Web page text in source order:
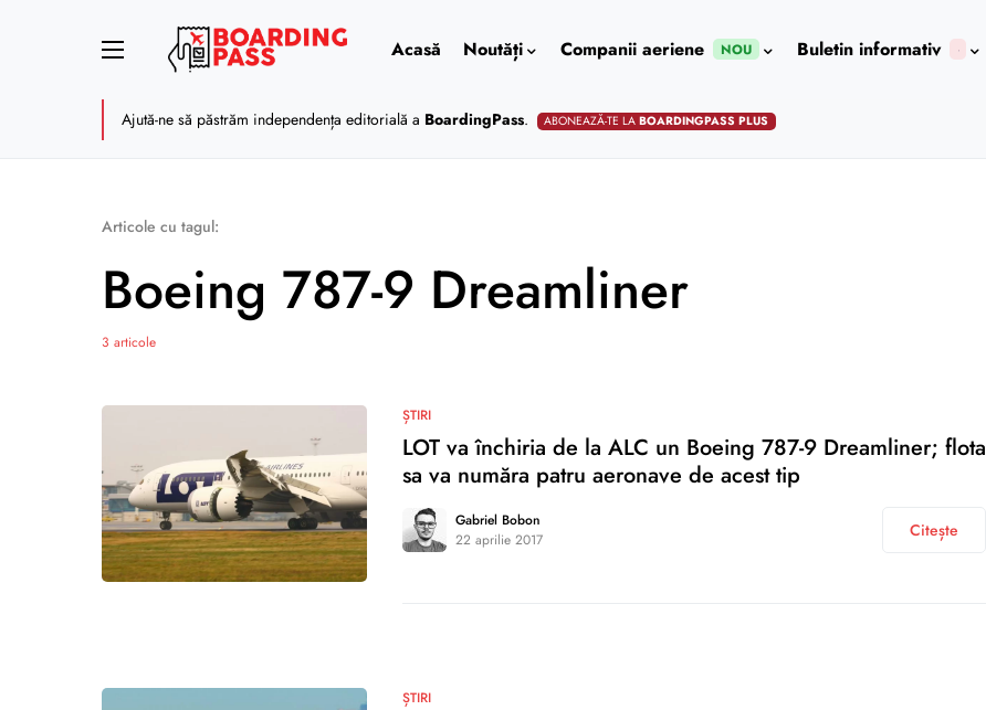
Acasă Noutăți Companii aeriene NOU Buletin informativ
Ajută-ne să păstrăm independența editorială a BoardingPass. ABONEAZĂ-TE LABOARDINGPASS PLUS
Articole cu tagul:
Boeing 787-9 Dreamliner
3 articole
ȘTIRI
LOT va închiria de la ALC un Boeing 787-9 Dreamliner; flota
sa va număra patru aeronave de acest tip
Gabriel Bobon
22 aprilie 2017
Citește
ȘTIRI